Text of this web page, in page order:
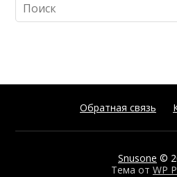
Обратная связь
Snusone ©
Тема от WP